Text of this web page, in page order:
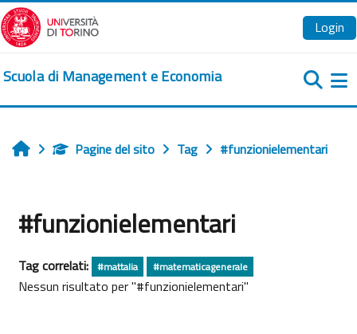
Vai al contenuto principale
Login
Scuola di Management e Economia
HomePagine del sito Tag #funzionielementari
#funzionielementari
Tag correlati: #mattalia #matematicagenerale
Nessun risultato per "#funzionielementari"